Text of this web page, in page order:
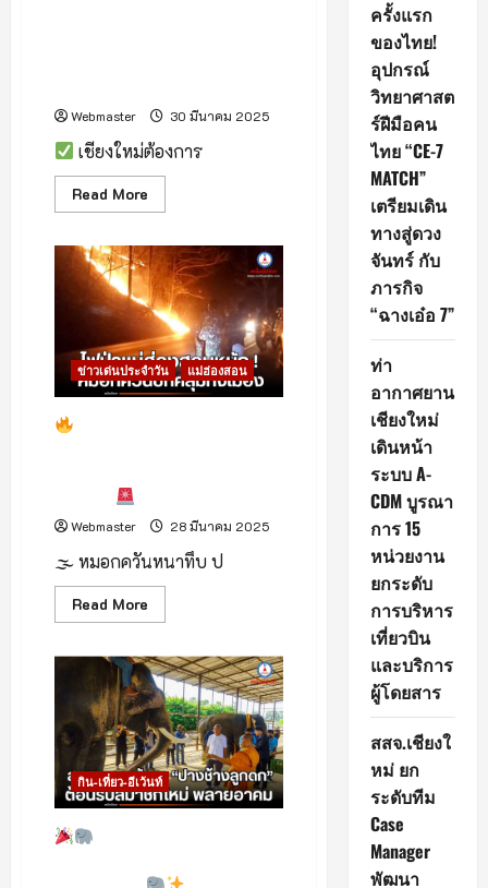
Webmaster 30 มีนาคม 2025
เชียงใหม่ต้องการ
Read More
more
ต้อง
เปลี่ยน!
“หยก
ปนัน
รัตน์”
ลง
ชิง
นายก
นคร
เชียงใหม่
ข่าวเด่นประจำวัน แม่ฮ่องสอน
Webmaster 28 มีนาคม 2025
🌫 หมอกควันหนาทึบ ป
Read More
more
วิกฤติ
ซ้อน
วิกฤติ!
ไฟ
ป่า
แม่ฮ่องสอน
หนัก
หมอก
ควัน
ปกคลุม
แค่
กิน-เที่ยว-อีเว้นท์
ครั้งแรก
ของไทย!
อุปกรณ์
วิทยาศาสต
ร์ฝีมือคน
ไทย “CE-7
MATCH”
เตรียมเดิน
ทางสู่ดวง
จันทร์ กับ
ภารกิจ
“ฉางเอ๋อ 7”
ท่า
อากาศยาน
เชียงใหม่
เดินหน้า
ระบบ A-
CDM บูรณา
การ 15
หน่วยงาน
ยกระดับ
การบริหาร
เที่ยวบิน
และบริการ
ผู้โดยสาร
สสจ.เชียงใ
หม่ ยก
ระดับทีม
Case
Manager
พัฒนา